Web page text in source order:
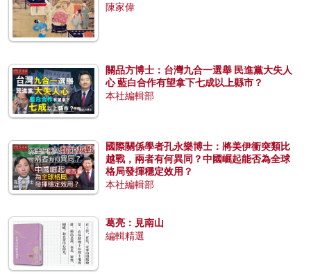
陳家偉
關品方博士：台灣九合一選舉 民進黨大失人
心 藍白合作有望拿下七成以上縣市？
本社編輯部
國際關係學者孔永樂博士：將美伊衝突類比
越戰，兩者有何異同？中國崛起能否為全球
格局發揮穩定效用？
本社編輯部
葛亮：見南山
編輯精選